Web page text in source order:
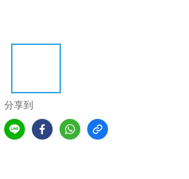
分享到